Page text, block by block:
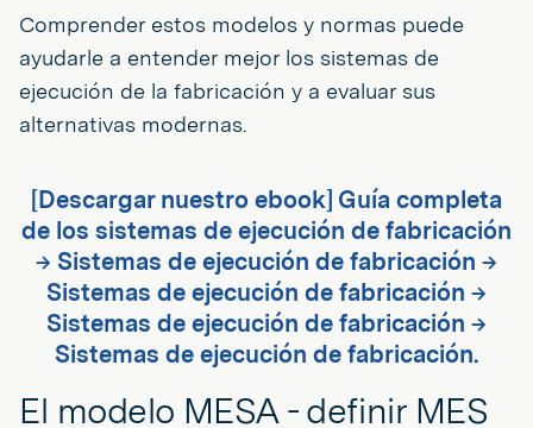
Comprender estos modelos y normas puede
ayudarle a entender mejor los sistemas de
ejecución de la fabricación y a evaluar sus
alternativas modernas.
[Descargar nuestro ebook] Guía completa
de los sistemas de ejecución de fabricación
→ Sistemas de ejecución de fabricación →
Sistemas de ejecución de fabricación →
Sistemas de ejecución de fabricación →
Sistemas de ejecución de fabricación.
El modelo MESA - definir MES